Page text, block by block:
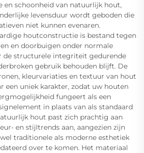
en schoonheid van natuurlijk hout,
levensduur wordt geboden die
niet kunnen evenaren.
houtconstructie is bestand tegen
en doorbuigen onder normale
de structurele integriteit gedurende
gebruik behouden blijft. De
kleurvariaties en textuur van hout
een uniek karakter, zodat uw houten
fungeert als een
in plaats van als standaard
hout past zich prachtig aan
en stijltrends aan, aangezien zijn
traditionele als moderne esthetiek
over te komen. Het materiaal